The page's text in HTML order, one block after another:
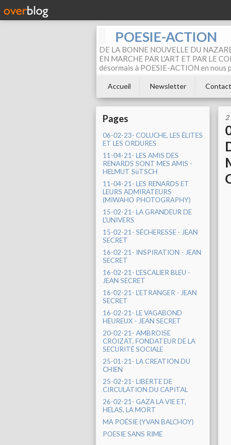
POESIE-ACTION
DE LA BONNE NOUVELLE DU
EN MARCHE PAR L'ART ET PAR LE
désormais à POESIE-ACTION en
Accueil Newsletter Contact
Pages
06-02-23- COLUCHE, LES ÉLITES
ET LES ORDURES
11-04-21- LES AMIS DES
RENARDS SONT MES AMIS -
HELMUT SüTSCH
11-04-21- LES RENARDS ET
LEURS ADMIRATEURS
(MIWAHO PHOTOGRAPHY)
15-02-21- LA GRANDEUR DE
L'UNIVERS
15-02-21- SÉCHERESSE - JEAN
SECRET
16-02-21- INSPIRATION - JEAN
SECRET
16-02-21- L'ESCALIER BLEU -
JEAN SECRET
16-02-21- L'ETRANGER - JEAN
SECRET
16-02-21- LE VAGABOND
HEUREUX - JEAN SECRET
20-02-21- AMBROISE
CROIZAT, FONDATEUR DE LA
SECURITÉ SOCIALE
25-01-21- LA CREATION DU
CHIEN
25-02-21- LIBERTE DE
CIRCULATION DU CAPITAL
26-02-21- GAZA LA VIE ET,
HELAS, LA MORT
MA POÉSIE (YVAN BALCHOY)
POESIE SANS RIME
2